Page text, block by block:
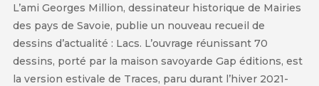
L’ami Georges Million, dessinateur historique de Mairies
des pays de Savoie, publie un nouveau recueil de
dessins d’actualité : Lacs. L’ouvrage réunissant 70
dessins, porté par la maison savoyarde Gap éditions, est
la version estivale de Traces, paru durant l’hiver 2021-